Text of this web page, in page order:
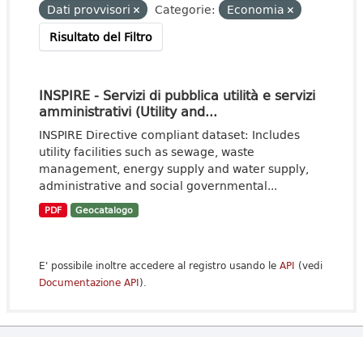
Dati provvisori
Categorie:
Economia
Risultato del Filtro
INSPIRE - Servizi di pubblica utilità e servizi
amministrativi (Utility and...
INSPIRE Directive compliant dataset: Includes
utility facilities such as sewage, waste
management, energy supply and water supply,
administrative and social governmental...
PDF Geocatalogo
E' possibile inoltre accedere al registro usando le API (vedi
Documentazione API).